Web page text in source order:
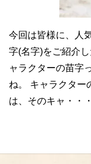
今回は皆様に、人
字(名字)をご紹介
ャラクターの苗字
ね。 キャラクター
は、そのキャ・・・